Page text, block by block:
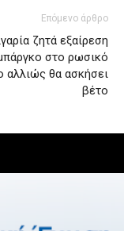
Επόμενο άρθρο
ζητά εξαίρεση
στο ρωσικό
αλλιώς θα ασκήσει
βέτο